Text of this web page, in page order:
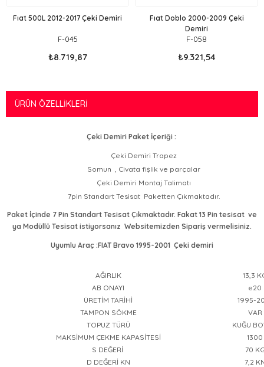
Fıat 500L 2012-2017 Çeki Demiri
F-045
₺8.719,87
Fıat Doblo 2000-2009 Çeki
Demiri
F-058
₺9.321,54
ÜRÜN ÖZELLIKLERI
Çeki Demiri Paket İçeriği :
Çeki Demiri Trapez
Somun , Civata fişlik ve parçalar
Çeki Demiri Montaj Talimatı
7pin Standart Tesisat Paketten Çıkmaktadır.
Paket İçinde 7 Pin Standart Tesisat Çıkmaktadır. Fakat 13 Pin tesisat ve
ya Modüllü Tesisat istiyorsanız Websitemizden Sipariş vermelisiniz.
Uyumlu Araç :FIAT Bravo 1995-2001 Çeki demiri
AĞIRLIK
13,3
AB ONAYI
e20
ÜRETİM TARİHİ
1995-
TAMPON SÖKME
VAR
TOPUZ TÜRÜ
KUĞU
MAKSİMUM ÇEKME KAPASİTESİ
1300
S DEĞERİ
70
D DEĞERİ KN
7,2